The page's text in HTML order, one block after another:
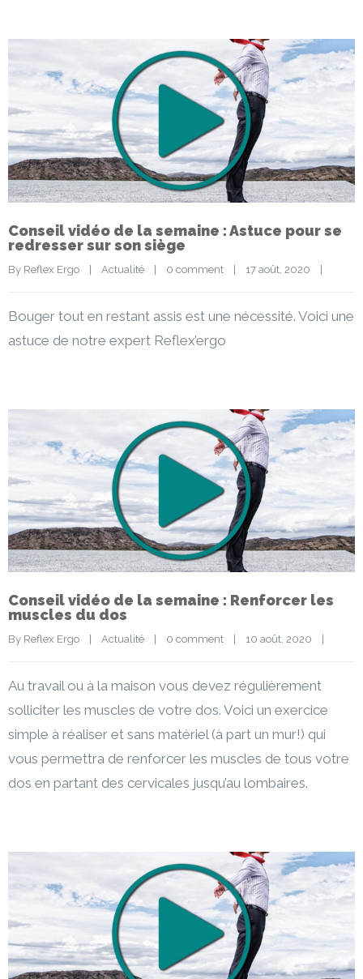
Conseil vidéo de la semaine : Astuce pour se
redresser sur son siège
By Reflex Ergo | Actualité | 0 comment | 17 août, 2020 |
Bouger tout en restant assis est une nécessité. Voici une
astuce de notre expert Reflex’ergo
Conseil vidéo de la semaine : Renforcer les
muscles du dos
By Reflex Ergo Actualité 0 comment 10 août, 2020
Au travail ou à la maison vous devez régulièrement
solliciter les muscles de votre dos. Voici un exercice
simple à réaliser et sans matériel (à part un mur!) qui
vous permettra de renforcer les muscles de tous votre
dos en partant des cervicales jusqu’au lombaires.